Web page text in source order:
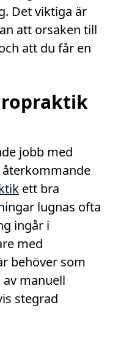
Det viktiga är
att orsaken till
att du får en
jobb med
ett bra
lugnas ofta
ingår i
med
behöver som
manuell
stegrad